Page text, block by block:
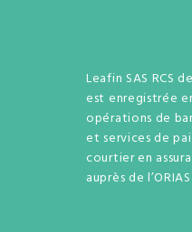
Leafin SAS RCS
est enregistrée
opérations de
et services de
courtier en
auprès de